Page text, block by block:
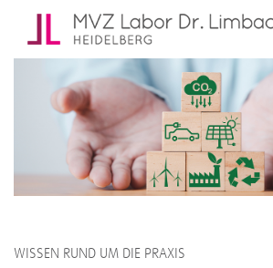
WISSEN RUND UM DIE PRAXIS